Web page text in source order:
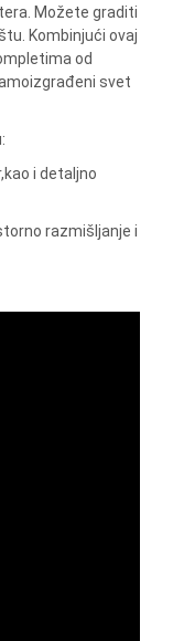
Možete graditi
Kombinjući ovaj
od
svet
i detaljno
razmišljanje i